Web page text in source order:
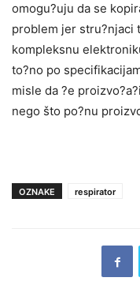
omogu?uju da se
problem jer stru?njaci
kompleksnu
to?no po
misle da ?e
nego što po?nu
OZNAKE respirator